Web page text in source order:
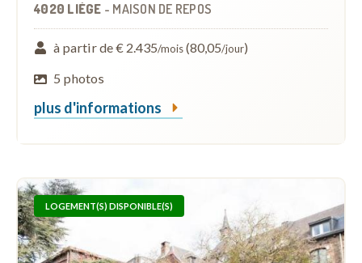
4020 LIÈGE - MAISON DE REPOS
à partir de € 2.435/mois(80,05/jour)
5 photos
plus d'informations
LOGEMENT(S) DISPONIBLE(S)